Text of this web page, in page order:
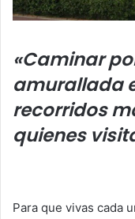
«Caminar
amurallada
recorridos
quienes
Para que vivas cada